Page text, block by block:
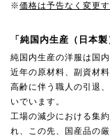
※価格は予告なく変更
「純国内生産（日本
純国内生産の洋服は国
近年の原材料、副資材
高齢に伴う職人の引退
いでいます。
工場の減少における集
れ、この先、国産品の